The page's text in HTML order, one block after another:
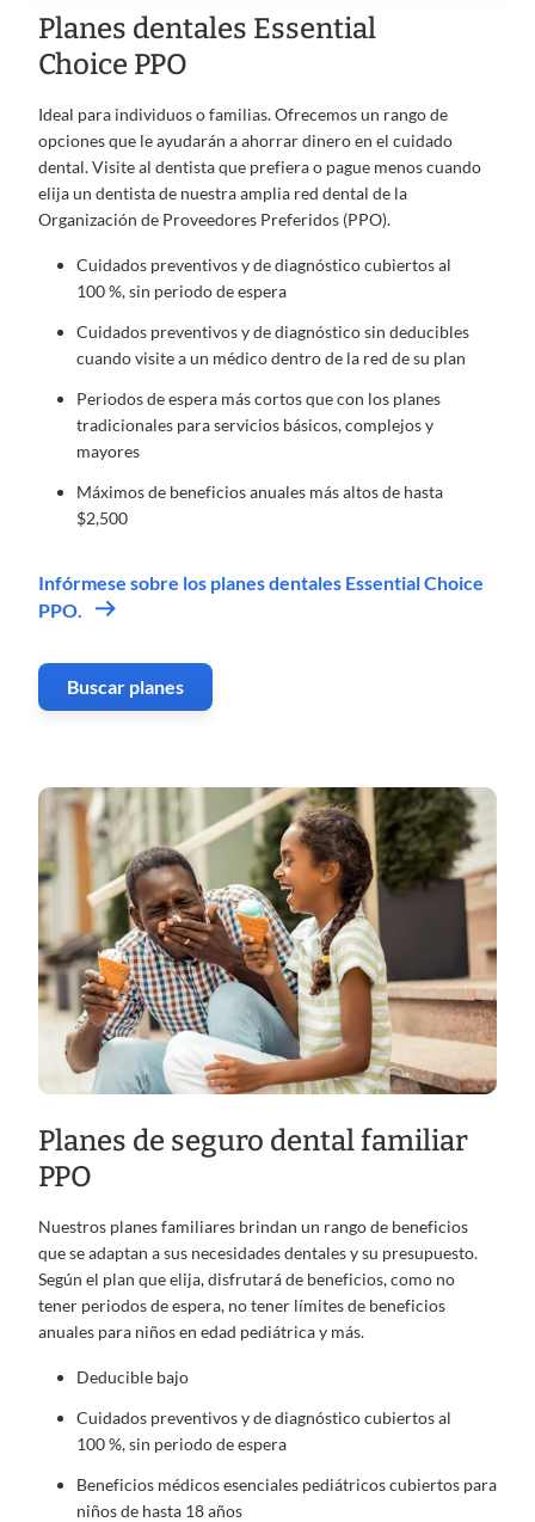
Planes dentales Essential
Choice PPO
Ideal para individuos o familias. Ofrecemos un rango de
opciones que le ayudarán a ahorrar dinero en el cuidado
dental. Visite al dentista que prefiera o pague menos cuando
elija un dentista de nuestra amplia red dental de la
Organización de Proveedores Preferidos (PPO).
Cuidados preventivos y de diagnóstico cubiertos al
100 %, sin periodo de espera
Cuidados preventivos y de diagnóstico sin deducibles
cuando visite a un médico dentro de la red de su plan
Periodos de espera más cortos que con los planes
tradicionales para servicios básicos, complejos y
mayores
Máximos de beneficios anuales más altos de hasta
$2,500
Infórmese sobre los planes dentales Essential Choice
PPO.
Buscar planes
Planes de seguro dental familiar
PPO
Nuestros planes familiares brindan un rango de beneficios
que se adaptan a sus necesidades dentales y su presupuesto.
Según el plan que elija, disfrutará de beneficios, como no
tener periodos de espera, no tener límites de beneficios
anuales para niños en edad pediátrica y más.
Deducible bajo
Cuidados preventivos y de diagnóstico cubiertos al
100 %, sin periodo de espera
Beneficios médicos esenciales pediátricos cubiertos para
niños de hasta 18 años